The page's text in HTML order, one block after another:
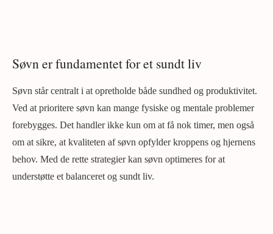
Søvn er fundamentet for et sundt liv
Søvn står centralt i at opretholde både sundhed og produktivitet.
Ved at prioritere søvn kan mange fysiske og mentale problemer
forebygges. Det handler ikke kun om at få nok timer, men også
om at sikre, at kvaliteten af søvn opfylder kroppens og hjernens
behov. Med de rette strategier kan søvn optimeres for at
understøtte et balanceret og sundt liv.